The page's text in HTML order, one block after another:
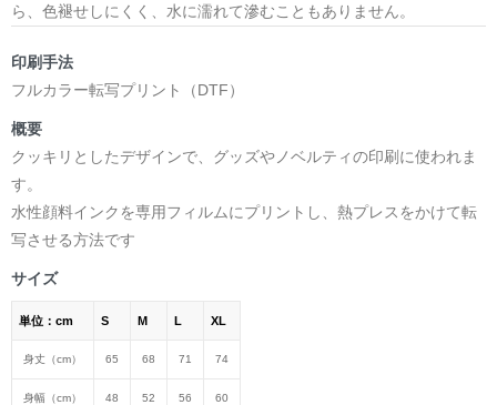
ら、色褪せしにくく、水に濡れて滲むこともありません。
印刷手法
フルカラー転写プリント（DTF）
概要
クッキリとしたデザインで、グッズやノベルティの印刷に使われま
す。
水性顔料インクを専用フィルムにプリントし、熱プレスをかけて転
写させる方法です
サイズ
単位：cm S M L XL
身丈（cm） 65 68 71 74
身幅（cm） 48 52 56 60